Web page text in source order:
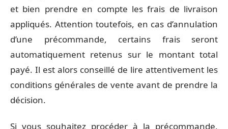
et bien prendre en compte les frais de livraison
appliqués. Attention toutefois, en cas d’annulation
d’une précommande, certains frais seront
automatiquement retenus sur le montant total
payé. Il est alors conseillé de lire attentivement les
conditions générales de vente avant de prendre la
décision.
Si vous souhaitez procéder à la précommande,